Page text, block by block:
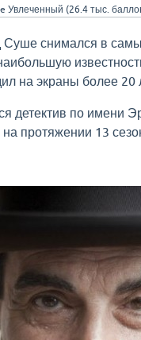
Увлеченный (26.4 тыс.
Суше снимался в
на экраны более 20
детектив по имени
протяжении 13